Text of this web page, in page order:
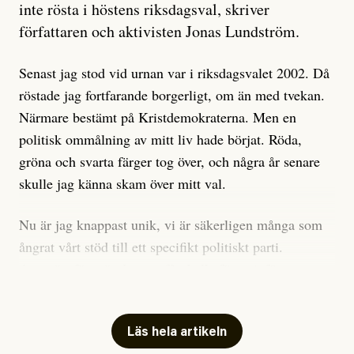
ännu mer ryktesspridning. Det finns inte ett enda bevis
misstänkta personen är en infiltratör. Det som läsaren
får veta är att personen har ändrat sina politiska åsikter
under åren, att den har raderat tidigare innehåll på sina
sociala medier, att artikelns författare inte förstår sig
på personens ekonomi och att det tydligen finns
anonyma röster inom rörelsen som säger saker som
anses vara anledningar att titta närmare på personen,
men ingenting av detta är tillräckligt för att hänga ut
inom palestinarörelsen.
inte rösta i höstens riksdagsval, skriver
författaren och aktivisten Jonas Lundström.
Senast jag stod vid urnan var i riksdagsvalet 2002. Då
röstade jag fortfarande borgerligt, om än med tvekan.
Närmare bestämt på Kristdemokraterna. Men en
politisk ommålning av mitt liv hade börjat. Röda,
gröna och svarta färger tog över, och några år senare
skulle jag känna skam över mitt val.
Nu är jag knappast unik, vi är säkerligen många som
ångrat vårt stöd till ett specifikt politiskt parti.
Mitt huvudargument för riksdagsvalsbojkott är etiskt.
Läs hela artikeln